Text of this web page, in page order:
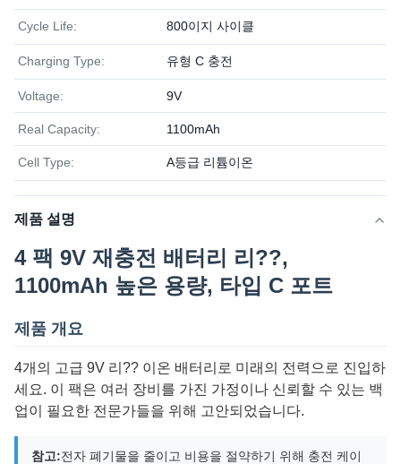
Cycle Life: 800이지 사이클
Charging Type: 유형 C 충전
Voltage: 9V
Real Capacity: 1100mAh
Cell Type: A등급 리튬이온
제품 설명
4 팩 9V 재충전 배터리 리??,
1100mAh 높은 용량, 타입 C 포트
제품 개요
4개의 고급 9V 리?? 이온 배터리로 미래의 전력으로 진입하
세요. 이 팩은 여러 장비를 가진 가정이나 신뢰할 수 있는 백
업이 필요한 전문가들을 위해 고안되었습니다.
참고:전자 폐기물을 줄이고 비용을 절약하기 위해 충전 케이